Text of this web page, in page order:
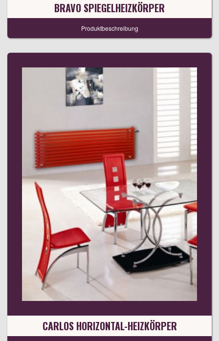
BRAVO SPIEGELHEIZKÖRPER
Produktbeschreibung
CARLOS HORIZONTAL-HEIZKÖRPER